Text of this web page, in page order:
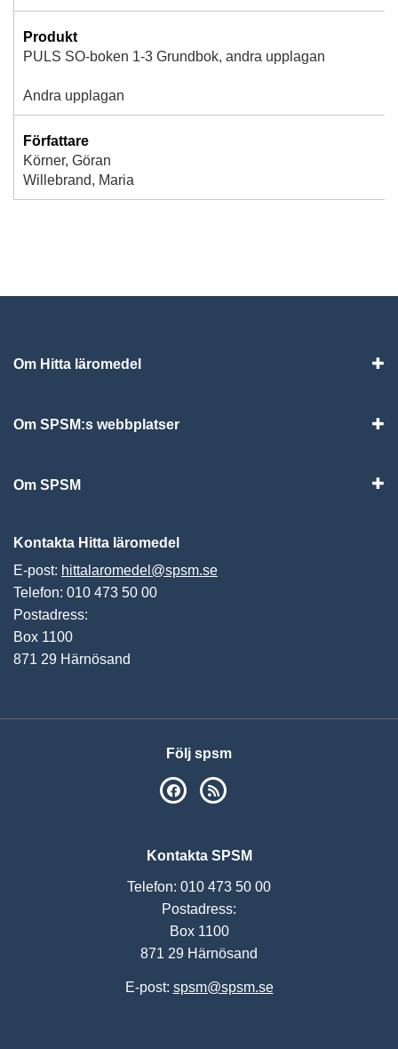
Produkt
PULS SO-boken 1-3 Grundbok, andra upplagan
Andra upplagan
Författare
Körner, Göran
Willebrand, Maria
Om Hitta läromedel
Om SPSM:s webbplatser
Om SPSM
Kontakta Hitta läromedel
E-post: hittalaromedel@spsm.se
Telefon: 010 473 50 00
Postadress:
Box 1100
871 29 Härnösand
Följ spsm
SPSM på Facebook
Kontakta SPSM
Telefon: 010 473 50 00
Postadress:
Box 1100
871 29 Härnösand
E-post: spsm@spsm.se